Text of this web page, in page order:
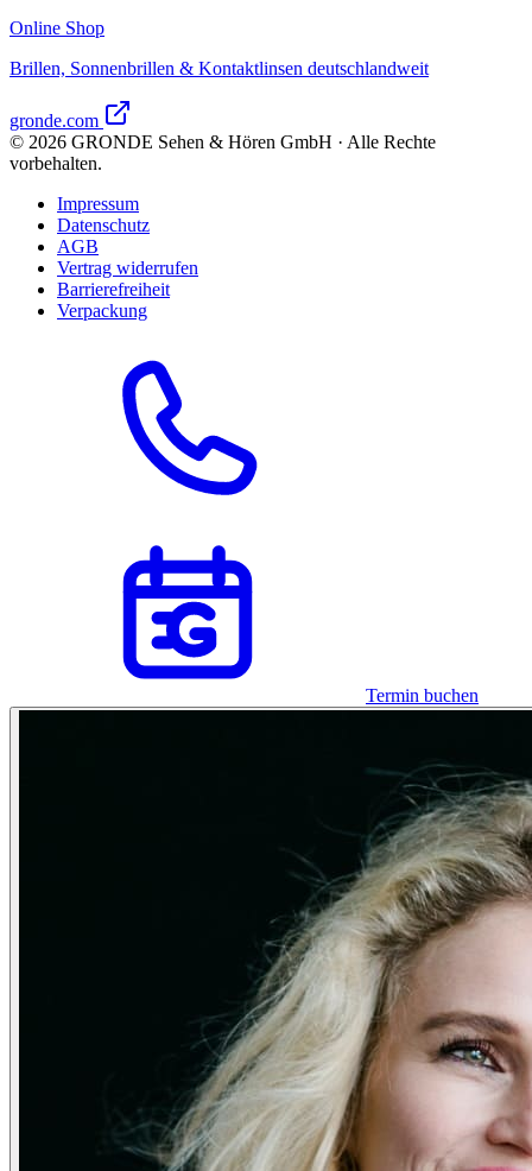
Online Shop
Brillen, Sonnenbrillen & Kontaktlinsen deutschlandweit
gronde.com
© 2026 GRONDE Sehen & Hören GmbH · Alle Rechte
vorbehalten.
Impressum
Datenschutz
AGB
Vertrag widerrufen
Barrierefreiheit
Verpackung
Termin buchen